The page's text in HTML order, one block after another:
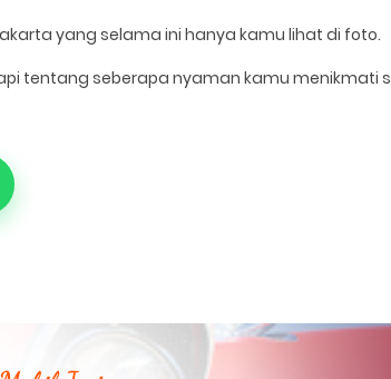
yang selama ini hanya kamu lihat di foto.
tentang seberapa nyaman kamu menikmati